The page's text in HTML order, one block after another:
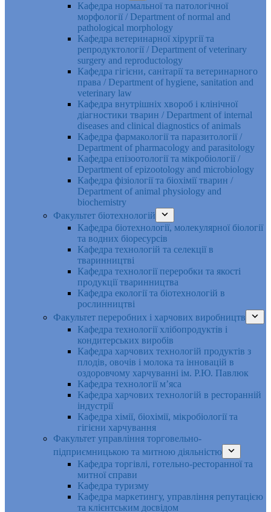
Кафедра нормальної та патологічної
морфології / Department of normal and
pathological morphology
Кафедра ветеринарної хірургії та
репродуктології / Department of veterinary
surgery and reproductology
Кафедра гігієни, санітарії та ветеринарного
права / Department of hygiene, sanitation and
veterinary law
Кафедра внутрішніх хвороб і клінічної
діагностики тварин / Department of internal
diseases and clinical diagnostics of animals
Кафедра фармакології та паразитології /
Department of pharmacology and parasitology
Кафедра епізоотології та мікробіології /
Department of epizootology and microbiology
Кафедра фізіології та біохімії тварин /
Department of animal physiology and
biochemistry
Факультет біотехнологій
Кафедра біотехнології, молекулярної біології
та водних біоресурсів
Кафедра технологій та селекції в
тваринництві
Кафедра технології переробки та якості
продукції тваринництва
Кафедра екології та біотехнологій в
рослинництві
Факультет переробних і харчових виробництв
Кафедра технології хлібопродуктів і
кондитерських виробів
Кафедра харчових технологій продуктів з
плодів, овочів і молока та інновацій в
оздоровчому харчуванні ім. Р.Ю. Павлюк
Кафедра технології м’яса
Кафедра харчових технологій в ресторанній
індустрії
Кафедра хімії, біохімії, мікробіології та
гігієни харчування
Факультет управління торговельно-
підприємницькою та митною діяльністю
Кафедра торгівлі, готельно-ресторанної та
митної справи
Кафедра туризму
Кафедра маркетингу, управління репутацією
та клієнтським досвідом